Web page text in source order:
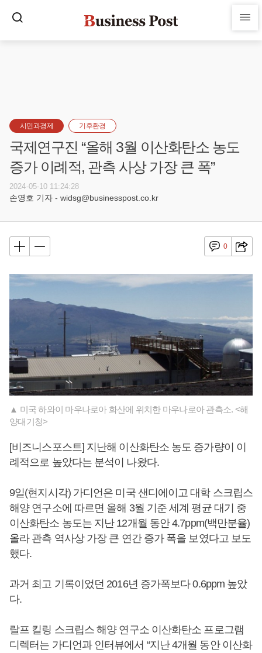
시민과경제 기후환경
국제연구진 “올해 3월 이산화탄소 농도
증가 이례적, 관측 사상 가장 큰 폭”
2024-05-10 11:24:28
손영호 기자 - widsg@businesspost.co.kr
0
▲ 미국 하와이 마우나로아 화산에 위치한 마우나로아 관측소. <해
양대기청>
[비즈니스포스트] 지난해 이산화탄소 농도 증가량이 이
례적으로 높았다는 분석이 나왔다.
9일(현지시각) 가디언은 미국 샌디에이고 대학 스크립스
해양 연구소에 따르면 올해 3월 기준 세계 평균 대기 중
이산화탄소 농도는 지난 12개월 동안 4.7ppm(백만분율)
올라 관측 역사상 가장 큰 연간 증가 폭을 보였다고 보도
했다.
과거 최고 기록이었던 2016년 증가폭보다 0.6ppm 높았
다.
랄프 킬링 스크립스 해양 연구소 이산화탄소 프로그램
디렉터는 가디언과 인터뷰에서 “지난 4개월 동안 이산화